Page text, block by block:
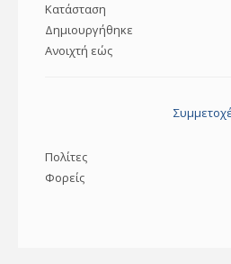
Κατάσταση
Δημιουργήθηκε
Ανοιχτή εώς
Πολίτες
Φορείς